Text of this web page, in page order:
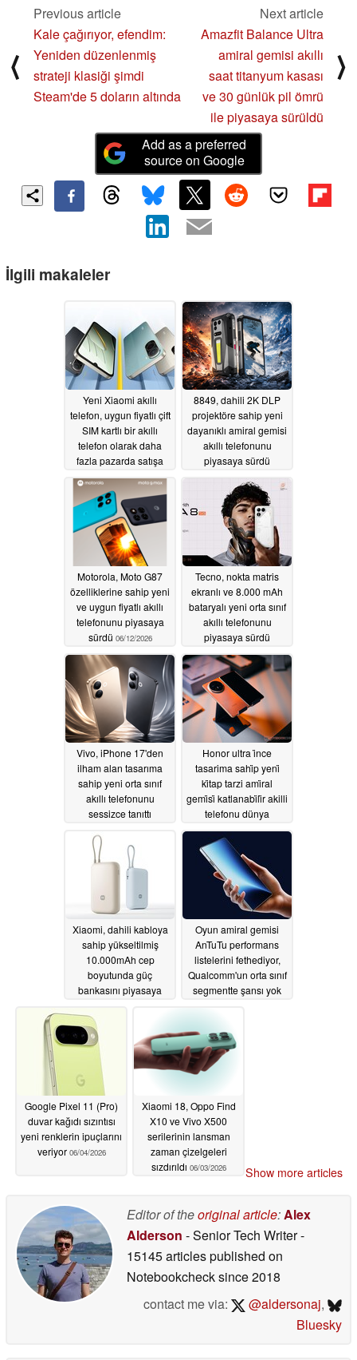
⟨
Previous article
Kale çağırıyor, efendim:
Yeniden düzenlenmiş
strateji klasiği şimdi
Steam'de 5 doların altında
Next article
Amazfit Balance Ultra
amiral gemisi akıllı
saat titanyum kasası
ve 30 günlük pil ömrü
ile piyasaya sürüldü
⟩
Add as a preferred
source on Google
İlgili makaleler
Yeni Xiaomi akıllı
telefon, uygun fiyatlı çift
SIM kartlı bir akıllı
telefon olarak daha
fazla pazarda satışa
sunuluyor06/20/2026
8849, dahili 2K DLP
projektöre sahip yeni
dayanıklı amiral gemisi
akıllı telefonunu
piyasaya sürdü
06/20/2026
Motorola, Moto G87
özelliklerine sahip yeni
ve uygun fiyatlı akıllı
telefonunu piyasaya
sürdü 06/12/2026
Tecno, nokta matris
ekranlı ve 8.000 mAh
bataryalı yeni orta sınıf
akıllı telefonunu
piyasaya sürdü
06/12/2026
Vivo, iPhone 17'den
ilham alan tasarıma
sahip yeni orta sınıf
akıllı telefonunu
sessizce tanıttı
Honor ultra i̇nce
tasarima sahi̇p yeni̇
ki̇tap tarzi ami̇ral
gemi̇si̇ katlanabi̇li̇r akilli
telefonu dünya
çapinda lanse etti̇
06/04/2026
Xiaomi, dahili kabloya
sahip yükseltilmiş
10.000mAh cep
boyutunda güç
bankasını piyasaya
Oyun amiral gemisi
AnTuTu performans
listelerini fethediyor,
Qualcomm'un orta sınıf
segmentte şansı yok
Google Pixel 11 (Pro)
duvar kağıdı sızıntısı
yeni renklerin ipuçlarını
veriyor 06/04/2026
Xiaomi 18, Oppo Find
X10 ve Vivo X500
serilerinin lansman
zaman çizelgeleri
sızdırıldı 06/03/2026 Show more articles
Editor of theoriginal article:Alex
Alderson - Senior Tech Writer-
15145 articles published on
Notebookchecksince 2018
contact me via:
@aldersonaj,
Bluesky